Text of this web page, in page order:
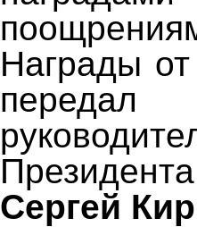
Награды
передал
Сергей